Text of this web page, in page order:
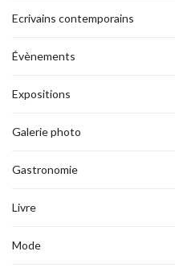
Ecrivains contemporains
Évènements
Expositions
Galerie photo
Gastronomie
Livre
Mode